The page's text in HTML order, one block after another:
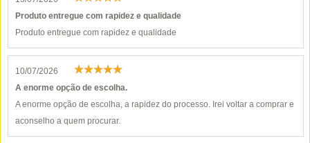
Produto entregue com rapidez e qualidade
Produto entregue com rapidez e qualidade
10/07/2026
A enorme opção de escolha.
A enorme opção de escolha, a rapidez do processo. Irei voltar a comprar e
aconselho a quem procurar.